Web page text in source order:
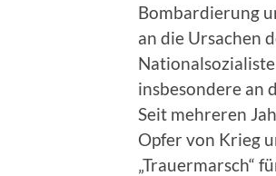
Bombardierung
an die Ursachen
insbesondere an
Seit mehreren
Opfer von Krieg
„Trauermarsch“